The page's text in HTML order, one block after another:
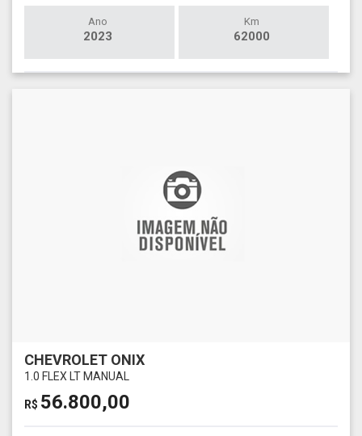
Ano
2023
Km
62000
CHEVROLET ONIX
1.0 FLEX LT MANUAL
R$ 56.800,00